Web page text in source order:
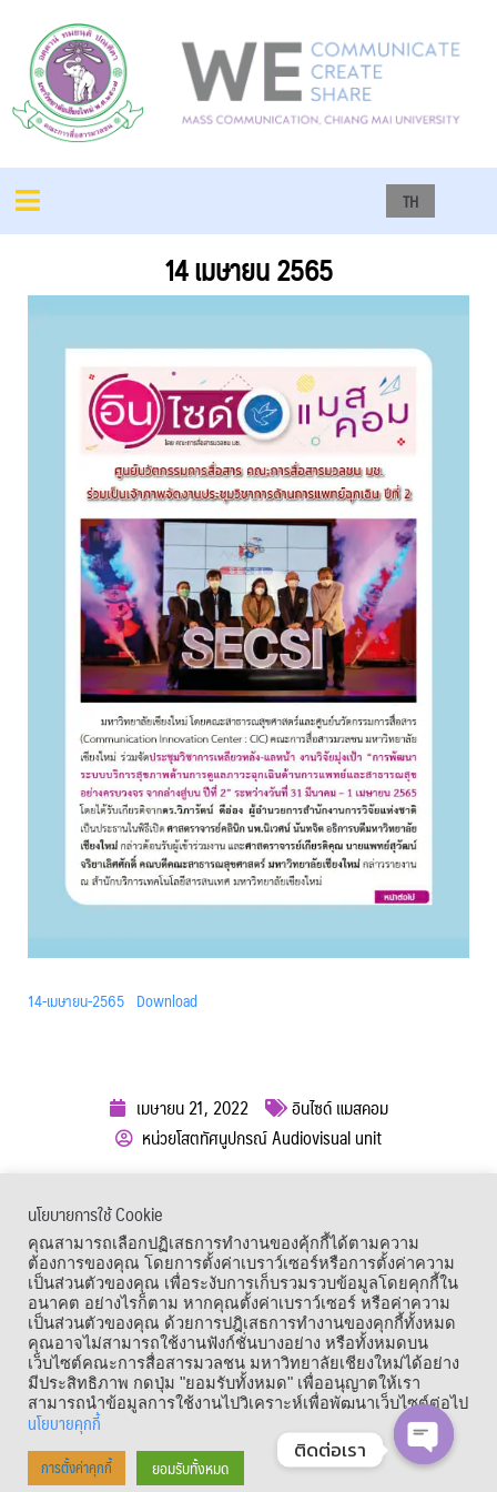
TH
14 เมษายน 2565
14-เมษายน-2565 Download
เมษายน 21, 2022
อินไซด์ แมสคอม
หน่วยโสตทัศนูปกรณ์ Audiovisual unit
เมนูลัด
Copyright © 1964 – 2021 Faculty of Mass Communication, Chiang Mai
นโยบายการใช้ Cookie
คุณสามารถเลือกปฏิเสธการทำงานของคุ้กกี้ได้ตามความ
ต้องการของคุณ โดยการตั้งค่าเบราว์เซอร์หรือการตั้งค่าความ
เป็นส่วนตัวของคุณ เพื่อระงับการเก็บรวมรวบข้อมูลโดยคุกกี้ใน
อนาคต อย่างไรก็ตาม หากคุณตั้งค่าเบราว์เซอร์ หรือค่าความ
เป็นส่วนตัวของคุณ ด้วยการปฎิเสธการทำงานของคุกกี้ทั้งหมด
คุณอาจไม่สามารถใช้งานฟังก์ชั่นบางอย่าง หรือทั้งหมดบน
เว็บไซต์คณะการสื่อสารมวลชน มหาวิทยาลัยเชียงใหม่ได้อย่าง
มีประสิทธิภาพ กดปุ่ม "ยอมรับทั้งหมด" เพื่ออนุญาตให้เรา
สามารถนำข้อมูลการใช้งานไปวิเคราะห์เพื่อพัฒนาเว็บไซต์ต่อไป
นโยบายคุกกี้
การตั้งค่าคุกกี้ ยอมรับทั้งหมด
ติดต่อเรา
OPEN